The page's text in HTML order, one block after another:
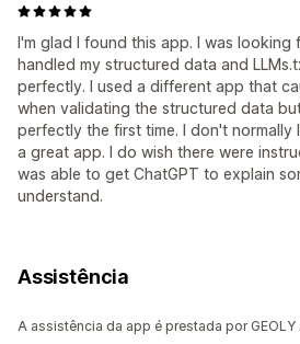
I'm glad I found this app. I was
handled my structured data and
perfectly. I used a different app that
when validating the structured data
perfectly the first time. I don't normally
a great app. I do wish there were
was able to get ChatGPT to explain
understand.
Assistência
A assistência da app é prestada por GEOLY